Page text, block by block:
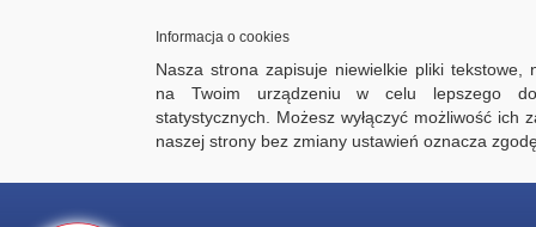
Informacja o cookies
Nasza strona zapisuje niewielkie pliki tekstowe,
na Twoim urządzeniu w celu lepszego
statystycznych. Możesz wyłączyć możliwość ich
naszej strony bez zmiany ustawień oznacza